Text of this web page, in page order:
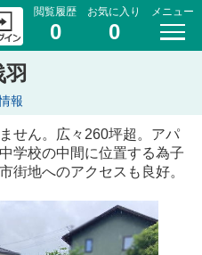
閲覧履歴
0
お気に入り
0
メニュー
報
せん。広々260坪超。アパ
学校の中間に位置する為子
街地へのアクセスも良好。